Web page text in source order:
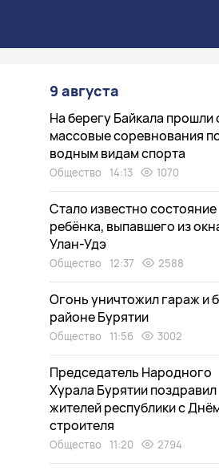
9 августа
На берегу Байкала прошли
массовые соревнования
водным видам спорта
Общество 14:13 1070
Стало известно состояние
ребёнка, выпавшего из
Улан-Удэ
Общество 12:37 2588
Огонь уничтожил гараж и
районе Бурятии
Общество 11:56 3002
Председатель Народного
Хурала Бурятии поздравил
жителей республики с
строителя
Общество 11:20 2794